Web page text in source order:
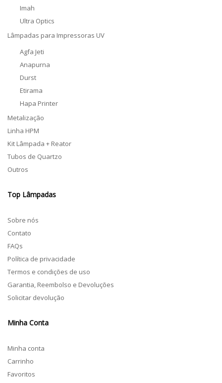
Imah
Ultra Optics
Lâmpadas para Impressoras UV
Agfa Jeti
Anapurna
Durst
Etirama
Hapa Printer
Metalização
Linha HPM
Kit Lâmpada + Reator
Tubos de Quartzo
Outros
Top Lâmpadas
Sobre nós
Contato
FAQs
Política de privacidade
Termos e condições de uso
Garantia, Reembolso e Devoluções
Solicitar devolução
Minha Conta
Minha conta
Carrinho
Favoritos